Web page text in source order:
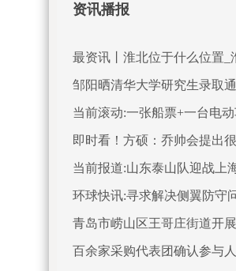
资讯播报
最资讯丨淮北位于什么位置
邹阳晒清华大学研究生录取
当前滚动:一张船票+一台电
即时看！方硕：乔帅会提出
当前报道:山东泰山队迎战上
环球快讯:寻求解决侧翼防守
青岛市崂山区王哥庄街道开
百余家采购代表团确认参与